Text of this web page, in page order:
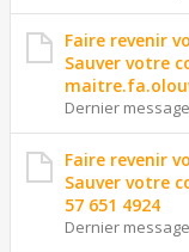
Faire revenir
Sauver votre
Dernier
Faire revenir
Sauver votre
57 651 4924
Dernier